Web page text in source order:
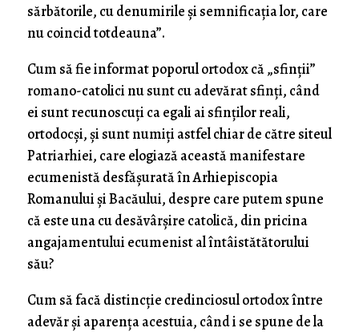
sărbătorile, cu denumirile și semnificația lor, care
nu coincid totdeauna”.
Cum să fie informat poporul ortodox că „sfinții”
romano-catolici nu sunt cu adevărat sfinți, când
ei sunt recunoscuți ca egali ai sfinților reali,
ortodocși, și sunt numiți astfel chiar de către siteul
Patriarhiei, care elogiază această manifestare
ecumenistă desfășurată în Arhiepiscopia
Romanului și Bacăului, despre care putem spune
că este una cu desăvârșire catolică, din pricina
angajamentului ecumenist al întâistătătorului
său?
Cum să facă distincție credinciosul ortodox între
adevăr și aparența acestuia, când i se spune de la